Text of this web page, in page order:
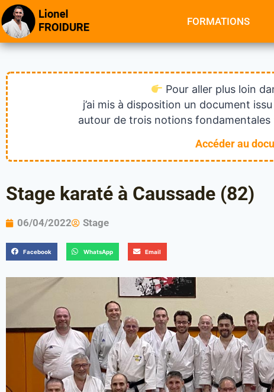
FORMATIONS
Pour aller plus loin
j’ai mis à disposition un document
autour de trois notions
Accéder au
Stage karaté à Caussade (82)
06/04/2022 Stage
Facebook WhatsApp Email